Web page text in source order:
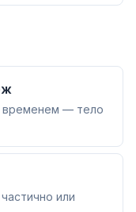
временем — тело
или